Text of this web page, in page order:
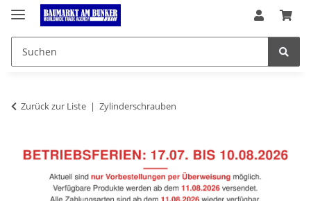
Zurück zur Liste Zylinderschrauben